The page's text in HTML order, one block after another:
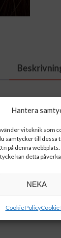
Hantera
vi teknik som
samtycker till dessa
på denna
kan detta
NEKA
Cookie PolicyCookie
vi har på
vara extra